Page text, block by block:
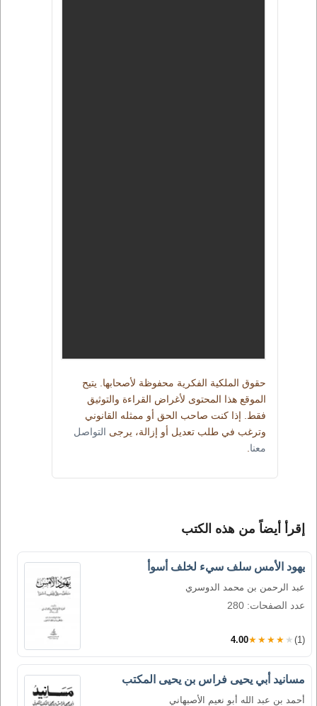
حقوق الملكية الفكرية محفوظة لأصحابها. يتيح
الموقع هذا المحتوى لأغراض القراءة والتوثيق
فقط. إذا كنت صاحب الحق أو ممثله القانوني
وترغب في طلب تعديل أو إزالة، يرجى التواصل
معنا
إقرأ أيضاً من هذه الكتب
يهود الأمس سلف سيء لخلف أسوأ
عبد الرحمن بن محمد الدوسري
عدد الصفحات: 280
4.00★★★★★ (1)
مسانيد أبي يحيى فراس بن يحيى المكتب
أحمد بن عبد الله أبو نعيم الأصبهاني